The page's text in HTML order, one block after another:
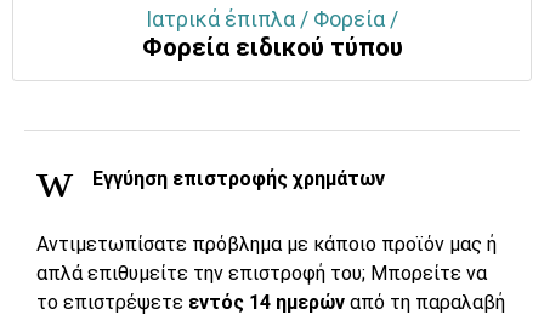
Ιατρικά έπιπλα / Φορεία /
Φορεία ειδικού τύπου
Εγγύηση επιστροφής χρημάτων
Αντιμετωπίσατε πρόβλημα με κάποιο προϊόν μας ή
απλά επιθυμείτε την επιστροφή του; Μπορείτε να
το επιστρέψετε εντός 14 ημερών από τη παραλαβή